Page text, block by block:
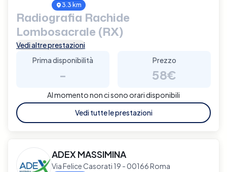
3.3 km
Radiografia Rachide
Lombosacrale (RX)
Vedi altre prestazioni
Prima disponibilità
-
Prezzo
58€
Al momento non ci sono orari disponibili
Vedi tutte le prestazioni
ADEX MASSIMINA
Via Felice Casorati 19 - 00166 Roma